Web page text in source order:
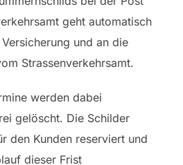
geht automatisch
und an die
Strassenverkehrsamt.
werden dabei
gelöscht. Die Schilder
den Kunden reserviert und
dieser Frist